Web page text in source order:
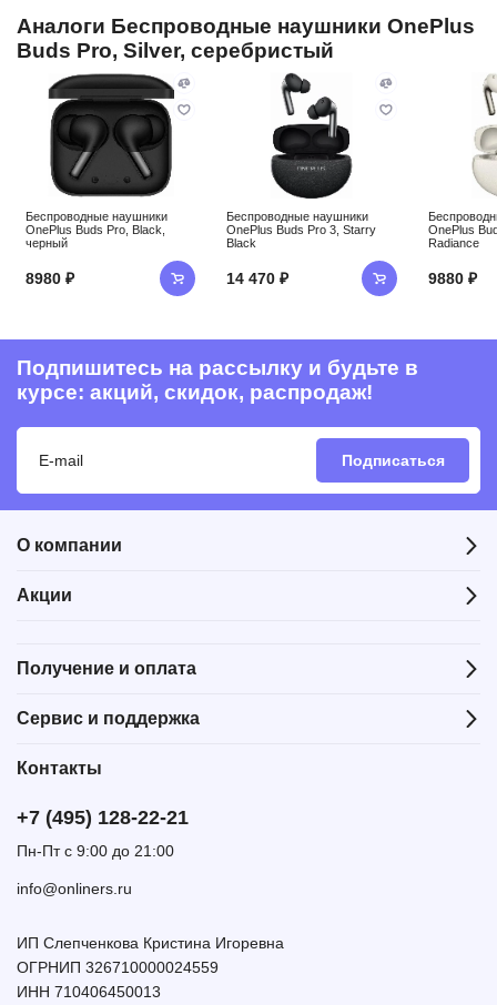
Аналоги Беспроводные наушники OnePlus
Buds Pro, Silver, серебристый
Беспроводные наушники
OnePlus Buds Pro, Black,
черный
8980 ₽
Беспроводные наушники
OnePlus Buds Pro 3, Starry
Black
14 470 ₽
OnePlus
Radiance
9880 ₽
Подпишитесь на рассылку и будьте в
курсе: акций, скидок, распродаж!
Подписаться
О компании
Акции
Получение и оплата
Сервис и поддержка
Контакты
+7 (495) 128-22-21
Пн-Пт с 9:00 до 21:00
info@onliners.ru
ИП Слепченкова Кристина Игоревна
ОГРНИП 326710000024559
ИНН 710406450013